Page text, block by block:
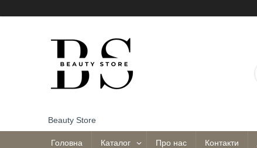
Beauty Store
Головна Каталог Про нас Контакти